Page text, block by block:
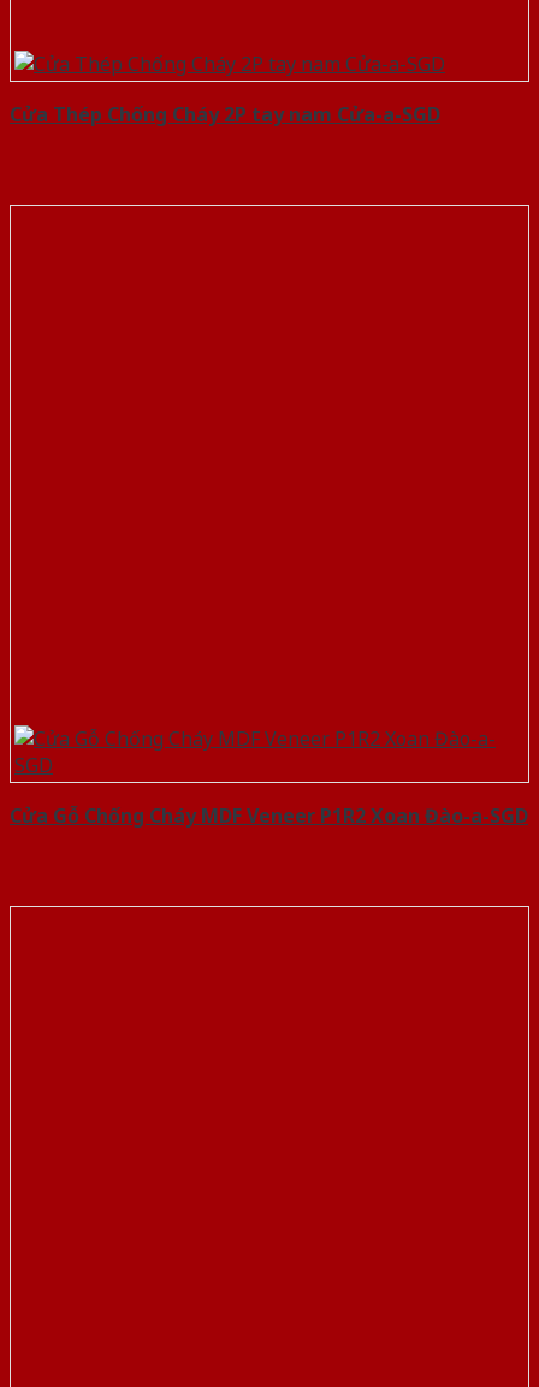
Cửa Thép Chống Cháy 2P tay nam Cửa-a-SGD
Cửa Gỗ Chống Cháy MDF Veneer P1R2 Xoan Đào-a-SGD